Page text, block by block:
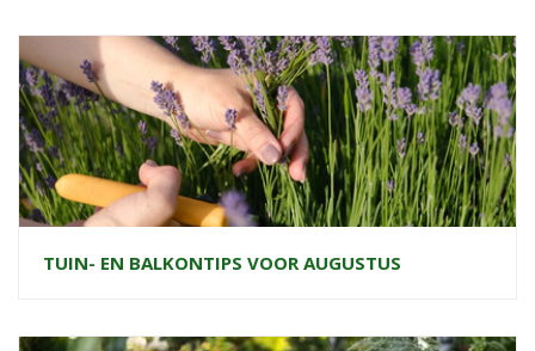
TUIN- EN BALKONTIPS VOOR AUGUSTUS